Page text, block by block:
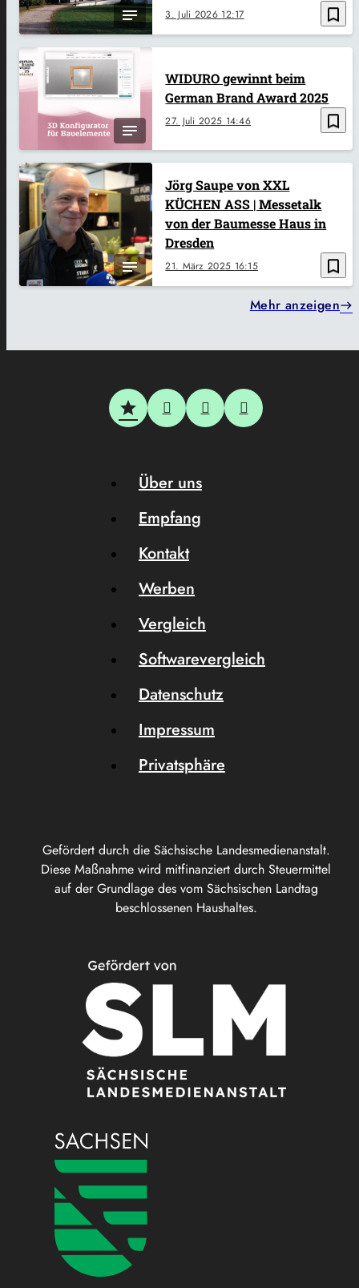
bookmark_border
3. Juli 2026 12:17
bookmark_border
27. Juli 2025 14:46
WIDURO gewinnt beim
German Brand Award 2025
bookmark_border
21. März 2025 16:15
Jörg Saupe von XXL
KÜCHEN ASS | Messetalk
von der Baumesse Haus in
Dresden
Mehr anzeigen
Gefördert durch die Sächsische Landesmedienanstalt.
Diese Maßnahme wird mitfinanziert durch Steuermittel
auf der Grundlage des vom Sächsischen Landtag
beschlossenen Haushaltes.
Über uns
Empfang
Kontakt
Werben
Vergleich
Softwarevergleich
Datenschutz
Impressum
Privatsphäre